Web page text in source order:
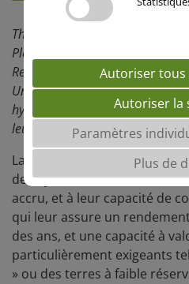
Thierry Moittié, sélectionneur blé
Plant Breeding depuis 17 ans, et
Responsable développement et
Union, nous présentent les
hybride en situation limitante.
leur propos.
La première partie aborde la
des hybrides (due
accru, et à leur capacité de
qui leur assure un
des ans, et une capacité à
particulièrement exigeants
» ou des terres à faible
Autoriser tous
Autoriser la
Paramètres
Plus de